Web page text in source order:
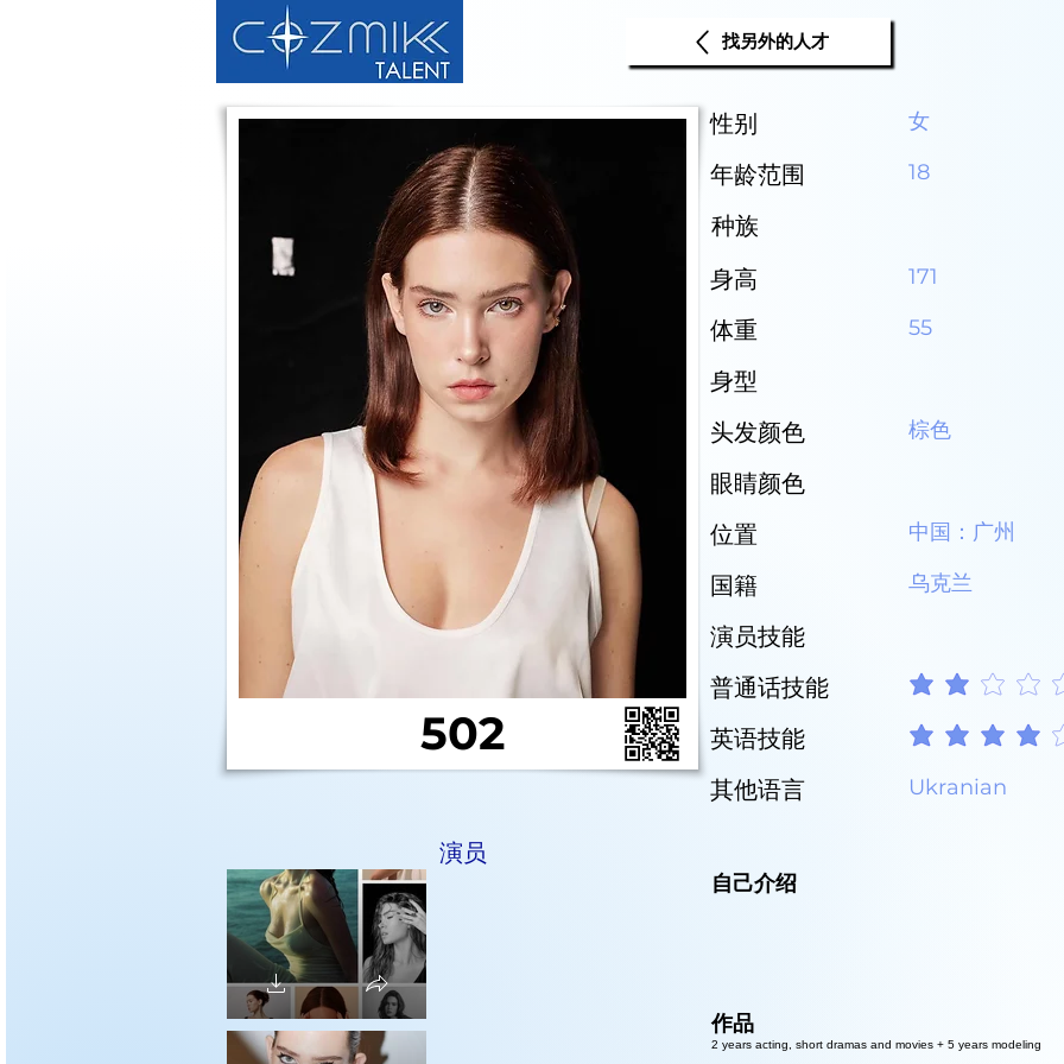
找另外的人才
502
性别 女
年龄范围 18
种族
身高
171
体重 55
身型
头发颜色
棕色
眼睛颜色
位置
中国：广州
国籍 乌克兰
演员技能
普通话技能
平均評等為 2 ，滿分 5
英语技能 平均評等為 4 ，滿分 5
其他语言 Ukranian
演员
自己介绍
作品
2 years acting, short dramas and movies + 5 years modeling